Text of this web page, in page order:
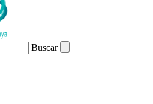
Buscar